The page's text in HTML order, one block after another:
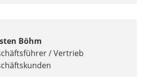
Böhm
/ Vertrieb